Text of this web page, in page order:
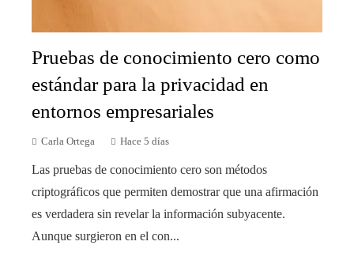
Pruebas de conocimiento cero como
estándar para la privacidad en
entornos empresariales
Carla Ortega Hace 5 días
Las pruebas de conocimiento cero son métodos
criptográficos que permiten demostrar que una afirmación
es verdadera sin revelar la información subyacente.
Aunque surgieron en el con...